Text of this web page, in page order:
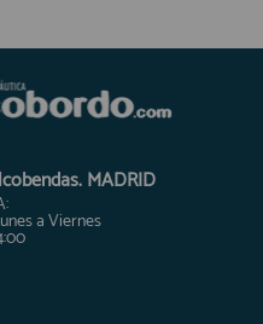
MADRID
a Viernes